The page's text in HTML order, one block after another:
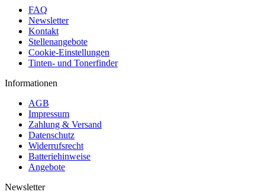
FAQ
Newsletter
Kontakt
Stellenangebote
Cookie-Einstellungen
Tinten- und Tonerfinder
Informationen
AGB
Impressum
Zahlung & Versand
Datenschutz
Widerrufsrecht
Batteriehinweise
Angebote
Newsletter